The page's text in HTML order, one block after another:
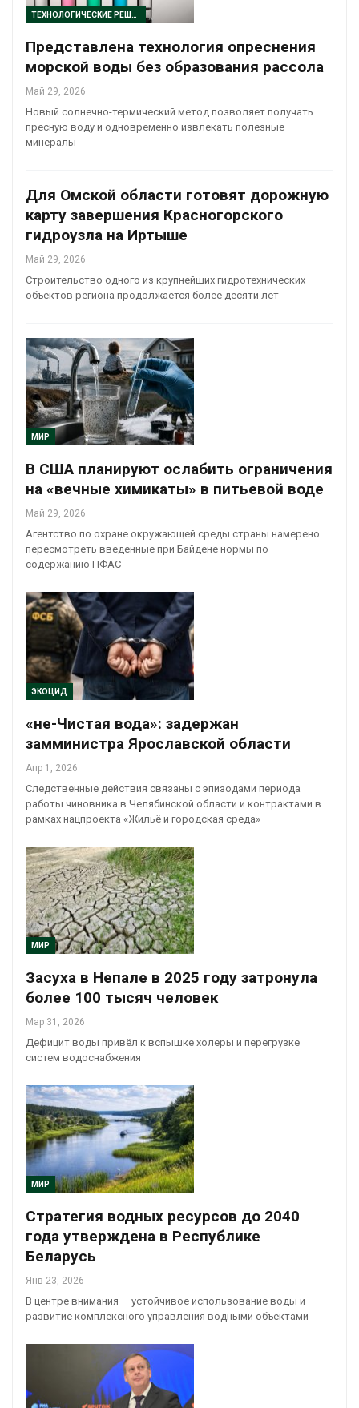
ТЕХНОЛОГИЧЕСКИЕ РЕШЕНИЯ
Представлена технология опреснения
морской воды без образования рассола
Май 29, 2026
Новый солнечно-термический метод позволяет получать
пресную воду и одновременно извлекать полезные
минералы
Для Омской области готовят дорожную
карту завершения Красногорского
гидроузла на Иртыше
Май 29, 2026
Строительство одного из крупнейших гидротехнических
объектов региона продолжается более десяти лет
МИР
В США планируют ослабить ограничения
на «вечные химикаты» в питьевой воде
Май 29, 2026
Агентство по охране окружающей среды страны намерено
пересмотреть введенные при Байдене нормы по
содержанию ПФАС
ЭКОЦИД
«не-Чистая вода»: задержан
замминистра Ярославской области
Апр 1, 2026
Следственные действия связаны с эпизодами периода
работы чиновника в Челябинской области и контрактами в
рамках нацпроекта «Жильё и городская среда»
МИР
Засуха в Непале в 2025 году затронула
более 100 тысяч человек
Мар 31, 2026
Дефицит воды привёл к вспышке холеры и перегрузке
систем водоснабжения
МИР
Стратегия водных ресурсов до 2040
года утверждена в Республике
Беларусь
Янв 23, 2026
В центре внимания — устойчивое использование воды и
развитие комплексного управления водными объектами